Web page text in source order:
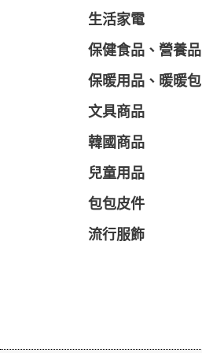
生活家電
保健食品、營養品
保暖用品、暖暖包
文具商品
韓國商品
兒童用品
包包皮件
流行服飾